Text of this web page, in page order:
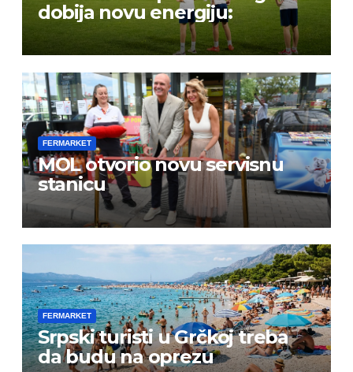
dobija novu energiju:
FERMARKET
MOL otvorio novu servisnu
stanicu
FERMARKET
Srpski turisti u Grčkoj treba
da budu na oprezu